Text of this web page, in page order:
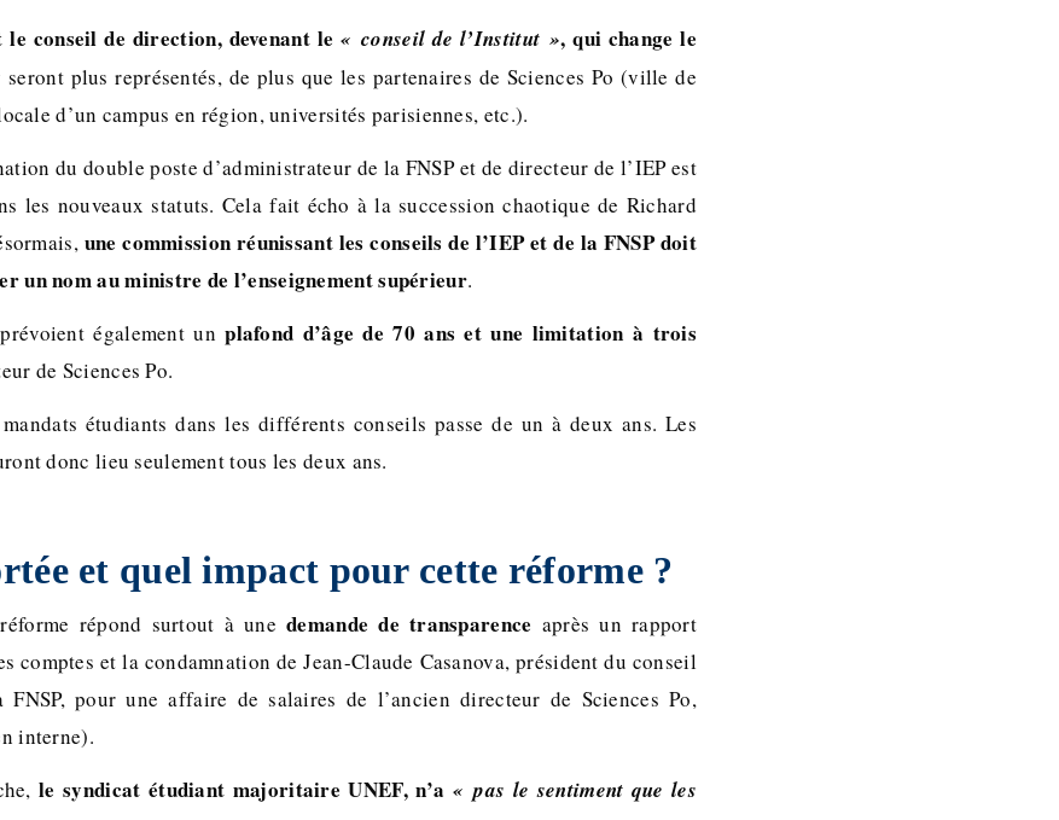
le conseil de direction, devenant le « conseil de l’Institut », qui change le
plus représentés, de plus que les partenaires de Sciences Po (ville de
d’un campus en région, universités parisiennes, etc.).
du double poste d’administrateur de la FNSP et de directeur de l’IEP est
les nouveaux statuts. Cela fait écho à la succession chaotique de Richard
une commission réunissant les conseils de l’IEP et de la FNSP doit
un nom au ministre de l’enseignement supérieur.
également unplafond d’âge de 70 ans et une limitation à trois
de Sciences Po.
étudiants dans les différents conseils passe de un à deux ans. Les
donc lieu seulement tous les deux ans.
et quel impact pour cette réforme ?
répond surtout à une demande de transparence après un rapport
comptes et la condamnation de Jean-Claude Casanova, président du conseil
FNSP, pour une affaire de salaires de l’ancien directeur de Sciences Po,
interne).
le syndicat étudiant majoritaire UNEF, n’a « pas le sentiment que les